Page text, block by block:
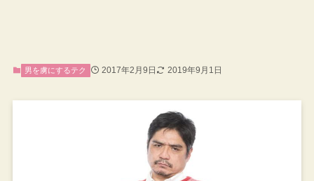
男を虜にするテク 2017年2月9日 2019年9月1日